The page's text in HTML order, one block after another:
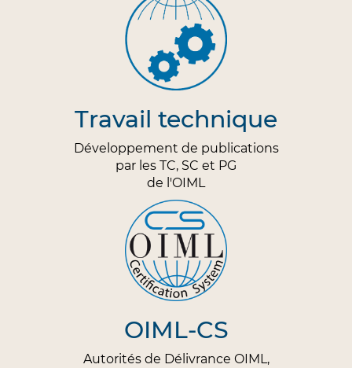
Travail technique
Développement de publications
par les TC, SC et PG
de l'OIML
OIML-CS
Autorités de Délivrance OIML,